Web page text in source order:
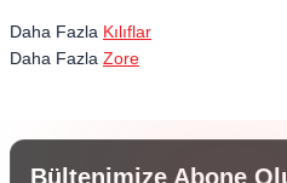
Daha Fazla Kılıflar
Daha Fazla Zore
Bültenimize Abone